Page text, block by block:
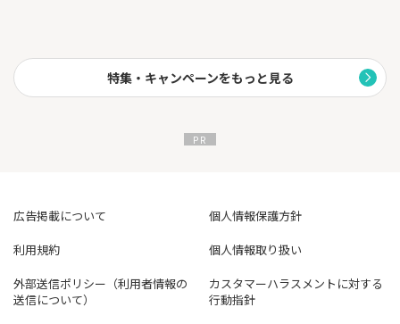
特集・キャンペーンをもっと見る
広告掲載について
個人情報保護方針
利用規約
個人情報取り扱い
外部送信ポリシー（利用者情報の
送信について）
カスタマーハラスメントに対する
行動指針